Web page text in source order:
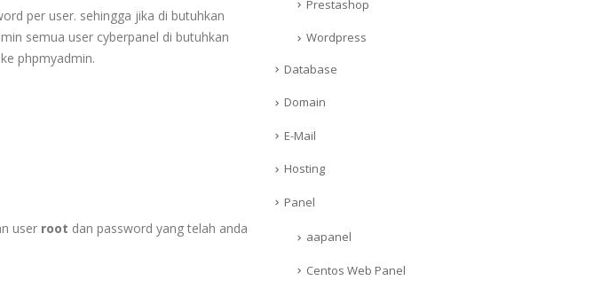
per user. sehingga jika di butuhkan
semua user cyberpanel di butuhkan
phpmyadmin.
user root dan password yang telah anda
Prestashop
Wordpress
Database
Domain
E-Mail
Hosting
Panel
aapanel
Centos Web Panel